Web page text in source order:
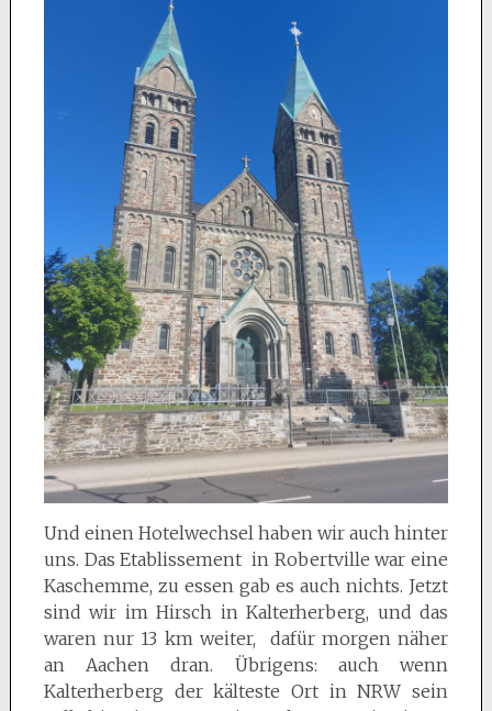
Und einen Hotelwechsel haben wir auch hinter
uns. Das Etablissement in Robertville war eine
Kaschemme, zu essen gab es auch nichts. Jetzt
sind wir im Hirsch in Kalterherberg, und das
waren nur 13 km weiter, dafür morgen näher
an Aachen dran. Übrigens: auch wenn
Kalterherberg der kälteste Ort in NRW sein